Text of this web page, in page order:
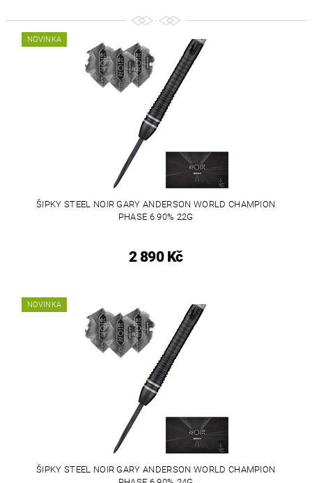
NOVINKA
ŠIPKY STEEL NOIR GARY ANDERSON WORLD CHAMPION
PHASE 6 90% 22G
2 890 Kč
NOVINKA
ŠIPKY STEEL NOIR GARY ANDERSON WORLD CHAMPION